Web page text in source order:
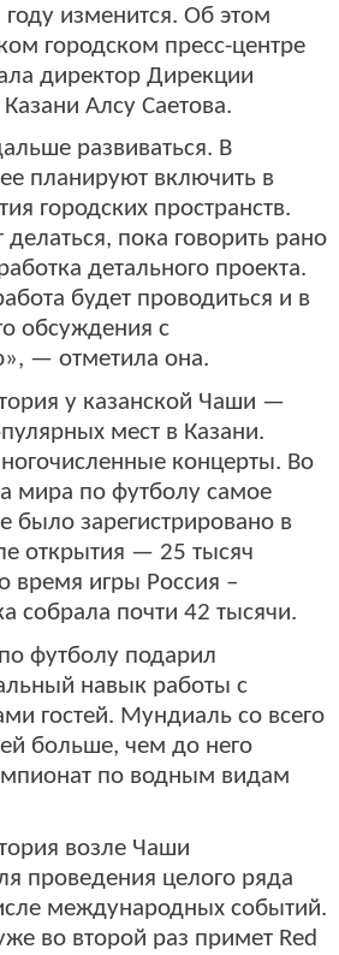
изменится. Об этом
городском пресс-центре
директор Дирекции
Алсу Саетова.
развиваться. В
планируют включить в
городских пространств.
пока говорить рано
детального проекта.
будет проводиться и в
обсуждения с
— отметила она.
у казанской Чаши —
мест в Казани.
концерты. Во
мира по футболу самое
было зарегистрировано в
открытия — 25 тысяч
время игры Россия –
собрала почти 42 тысячи.
футболу подарил
навык работы с
гостей. Мундиаль со всего
больше, чем до него
по водным видам
возле Чаши
проведения целого ряда
международных событий.
во второй раз примет Red